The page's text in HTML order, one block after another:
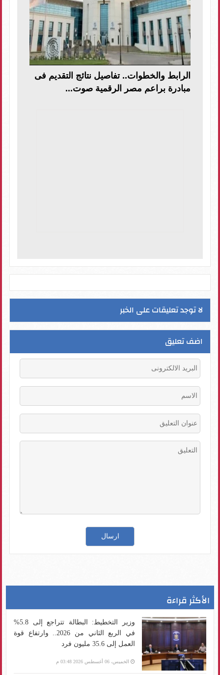
الرابط والخطوات.. تفاصيل نتائج التقديم فى
مبادرة براعم مصر الرقمية صوت...
لا توجد تعليقات على الخبر
اضف تعليق
الأكثر قراءة
وزير التخطيط: البطالة تتراجع إلى 5.8%
في الربع الثاني من 2026.. وارتفاع قوة
العمل إلى 35.6 مليون فرد
الخميس، 06 أغسطس 2026 03:48 م